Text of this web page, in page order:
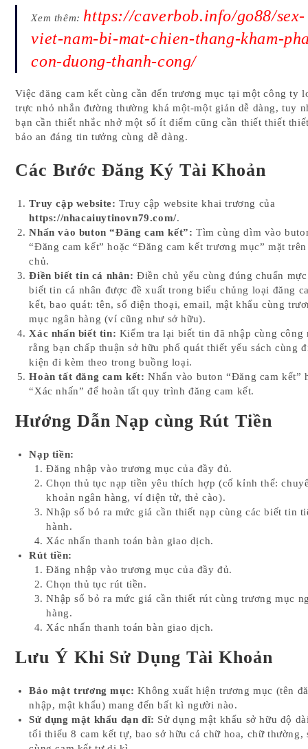
Xem thêm: https://caverbob.info/go88/sex-
viet-nam-bi-mat-chien-thang-kham-
con-duong-thanh-cong/
Việc đăng cam kết cùng cần đến trương mục tại một công ty
trực nhỏ nhắn đường thường khá một-một giản dễ dàng, tuy
bạn cần thiết nhắc nhở một số ít điểm cũng cần thiết thiết
bảo an đáng tin tưởng cùng dễ dàng.
Các Bước Đăng Ký Tài Khoản
Truy cập website: Truy cập website khai trương của
https://nhacaiuytinovn79.com/.
Nhấn vào buton “Đăng cam kết”: Tìm cùng dìm vào
“Đăng cam kết” hoặc “Đăng cam kết trương mục” mặt
chủ.
Điền biết tin cá nhân: Điền chủ yếu cùng đúng chuẩn
biết tin cá nhân được đề xuất trong biểu chủng loại đăng
kết, bao quát: tên, số điện thoại, email, mật khẩu cùng
mục ngân hàng (ví cũng như sở hữu).
Xác nhấn biết tin: Kiểm tra lại biết tin đã nhập cùng công
rằng bạn chấp thuận sở hữu phổ quát thiết yếu sách cùng
kiện đi kèm theo trong buồng loại.
Hoàn tất đăng cam kết: Nhấn vào buton “Đăng cam kết”
“Xác nhấn” để hoàn tất quy trình đăng cam kết.
Hướng Dẫn Nạp cùng Rút Tiền
Nạp tiền:
Đăng nhập vào trương mục của đầy đủ.
Chọn thủ tục nạp tiền yêu thích hợp (cố kỉnh thể:
khoản ngân hàng, ví điện tử, thẻ cào).
Nhập số bỏ ra mức giá cần thiết nạp cùng các biết tin
hành.
Xác nhấn thanh toán bàn giao dịch.
Rút tiền:
Đăng nhập vào trương mục của đầy đủ.
Chọn thủ tục rút tiền.
Nhập số bỏ ra mức giá cần thiết rút cùng trương mục
hàng.
Xác nhấn thanh toán bàn giao dịch.
Lưu Ý Khi Sử Dụng Tài Khoản
Bảo mật trương mục: Không xuất hiện trương mục (tên
nhập, mật khẩu) mang đến bất kì người nào.
Sử dụng mật khẩu dạn dĩ: Sử dụng mật khẩu sở hữu độ
tối thiểu 8 cam kết tự, bao sở hữu cả chữ hoa, chữ thường,